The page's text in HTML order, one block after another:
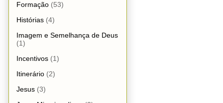
Formação (53)
Histórias (4)
Imagem e Semelhança de Deus
(1)
Incentivos (1)
Itinerário (2)
Jesus (3)